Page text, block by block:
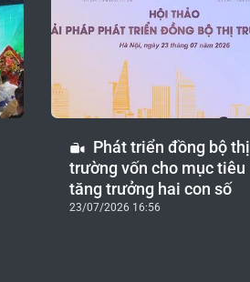
Phát triển đồng bộ thị
trường vốn cho mục tiêu
tăng trưởng hai con số
23/07/2026 16:56